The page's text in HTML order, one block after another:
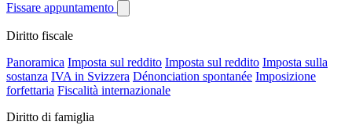
Fissare appuntamento
Diritto fiscale
Panoramica Imposta sul reddito Imposta sul reddito Imposta sulla
sostanza IVA in Svizzera Dénonciation spontanée Imposizione
forfettaria Fiscalità internazionale
Diritto di famiglia